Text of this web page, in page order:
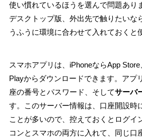
使い慣れているほうを選んで問題あり
デスクトップ版、外出先で触りたいな
うふうに環境に合わせて入れておくと
スマホアプリは、iPhoneならApp
Playからダウンロードできます。アプ
座の番号とパスワード、そしてサーバ
す。このサーバー情報は、口座開設時
ことが多いので、控えておくとログイ
コンとスマホの両方に入れて、同じ口